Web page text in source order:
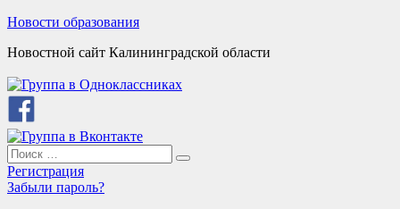
Skip
content
Новости образования
Новостной сайт Калининградской области
Search
for:
Search
Регистрация
Забыли пароль?